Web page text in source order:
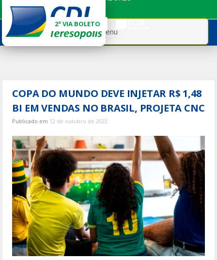
para
conteúdo
2ª VIA BOLETO
Menu
COPA DO MUNDO DEVE INJETAR R$ 1,48
BI EM VENDAS NO BRASIL, PROJETA CNC
Publicado em 12 de outubro de 2022